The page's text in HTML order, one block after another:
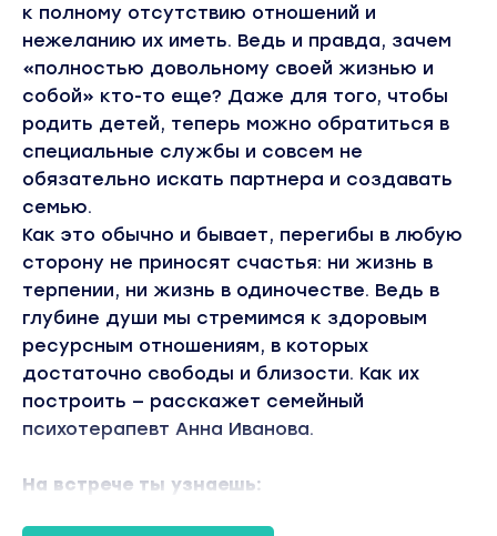
к полному отсутствию отношений и
нежеланию их иметь. Ведь и правда, зачем
«полностью довольному своей жизнью и
собой» кто-то еще? Даже для того, чтобы
родить детей, теперь можно обратиться в
специальные службы и совсем не
обязательно искать партнера и создавать
семью.
Как это обычно и бывает, перегибы в любую
сторону не приносят счастья: ни жизнь в
терпении, ни жизнь в одиночестве. Ведь в
глубине души мы стремимся к здоровым
ресурсным отношениям, в которых
достаточно свободы и близости. Как их
построить — расскажет семейный
психотерапевт Анна Иванова.
На встрече ты узнаешь: